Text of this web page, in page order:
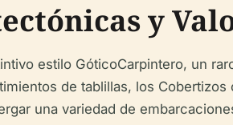
y
estilo GóticoCarpintero, un
de tablillas, los
una variedad de